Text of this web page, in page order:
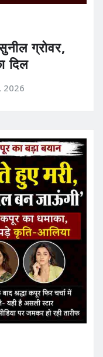
ग्रोवर,
दिल
2026